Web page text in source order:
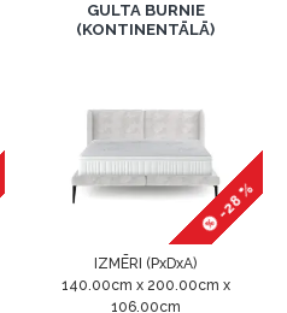
GULTA BURNIE
(KONTINENTĀLĀ)
-28 %
IZMĒRI (PxDxA)
140.00cm x 200.00cm x
106.00cm